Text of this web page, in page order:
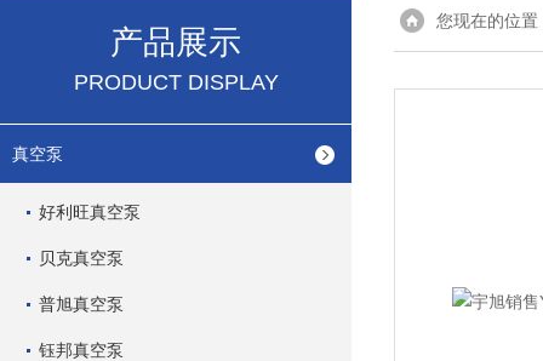
产品展示
PRODUCT DISPLAY
真空泵
好利旺真空泵
贝克真空泵
普旭真空泵
钰邦真空泵
您现在的位置